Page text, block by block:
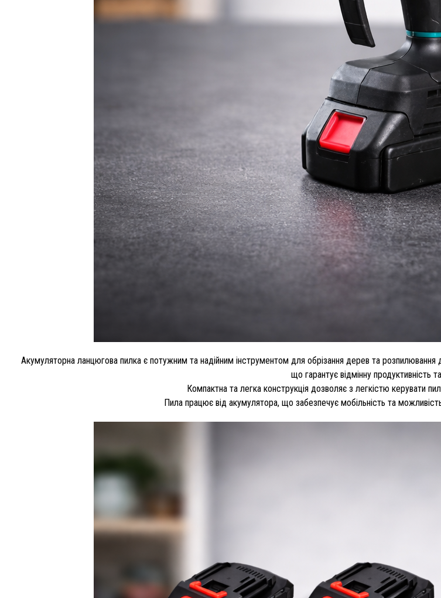
Акумуляторна ланцюгова пилка є потужним та надійним інструментом для обрізання дерев та
що гарантує відмінну продуктивність
Компактна та легка конструкція дозволяє з легкістю
Пила працює від акумулятора, що забезпечує мобільність та